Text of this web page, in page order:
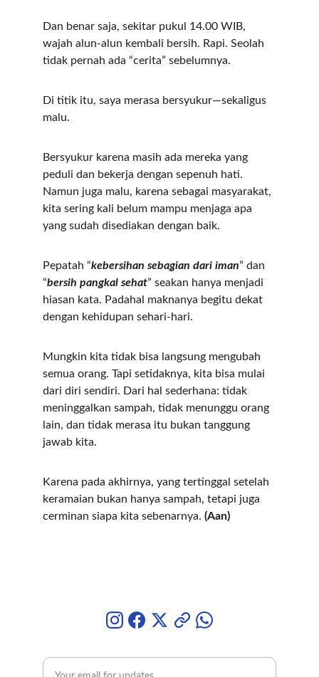
Dan benar saja, sekitar pukul 14.00 WIB,
wajah alun-alun kembali bersih. Rapi. Seolah
tidak pernah ada “cerita” sebelumnya.
Di titik itu, saya merasa bersyukur—sekaligus
malu.
Bersyukur karena masih ada mereka yang
peduli dan bekerja dengan sepenuh hati.
Namun juga malu, karena sebagai masyarakat,
kita sering kali belum mampu menjaga apa
yang sudah disediakan dengan baik.
Pepatah “kebersihan sebagian dari iman” dan
“bersih pangkal sehat” seakan hanya menjadi
hiasan kata. Padahal maknanya begitu dekat
dengan kehidupan sehari-hari.
Mungkin kita tidak bisa langsung mengubah
semua orang. Tapi setidaknya, kita bisa mulai
dari diri sendiri. Dari hal sederhana: tidak
meninggalkan sampah, tidak menunggu orang
lain, dan tidak merasa itu bukan tanggung
jawab kita.
Karena pada akhirnya, yang tertinggal setelah
keramaian bukan hanya sampah, tetapi juga
cerminan siapa kita sebenarnya. (Aan)